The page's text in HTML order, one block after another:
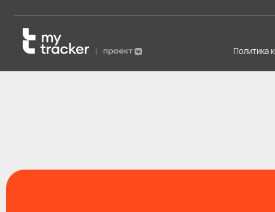
Политика